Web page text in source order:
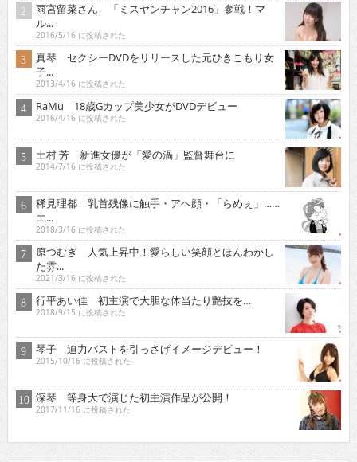
雨宮留菜さん 「ミスヤンチャン2016」参戦！マ
ル...
2016/5/16 に投稿された
真琴 セクシーDVDをリリースした元ひきこもり女
子...
2013/4/16 に投稿された
RaMu 18歳Gカップ美少女がDVDデビュー
2016/4/16 に投稿された
土村 芳 新進女優が「愛の渦」監督舞台に
2014/7/16 に投稿された
稀見理都 乳首残像に触手・アヘ顔・「らめぇ」……
エ...
2018/3/16 に投稿された
原つむぎ 人気上昇中！愛らしい笑顔とほんわかし
た雰...
2021/3/16 に投稿された
行平あい佳 初主演で大胆な体当たり艶技を…
2018/9/15 に投稿された
琴子 迫力バストを引っさげイメージデビュー！
2015/10/16 に投稿された
深琴 等身大で演じた初主演作品が公開！
2017/11/16 に投稿された